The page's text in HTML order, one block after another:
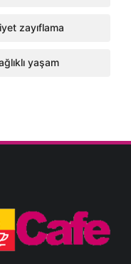
zayıflama
yaşam